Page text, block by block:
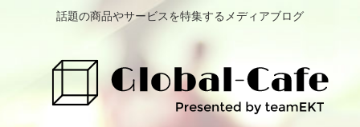
話題の商品やサービスを特集するメディアブログ